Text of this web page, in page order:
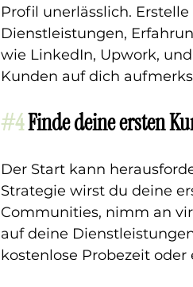
Profil unerlässlich.
Dienstleistungen,
wie LinkedIn, Upwork,
Kunden auf dich
#4 Finde deine ersten
Der Start kann
Strategie wirst du deine
Communities, nimm an
auf deine
kostenlose Probezeit